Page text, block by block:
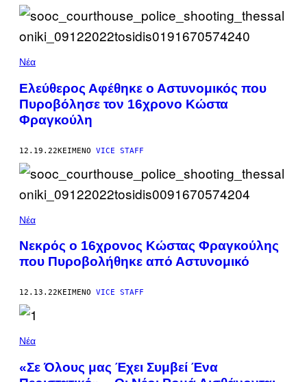
Νέα
Ελεύθερος Αφέθηκε ο Αστυνομικός που
Πυροβόλησε τον 16χρονο Κώστα
Φραγκούλη
12.19.22ΚΕΊΜΕΝΟ VICE STAFF
Νέα
Νεκρός ο 16χρονος Κώστας Φραγκούλης
που Πυροβολήθηκε από Αστυνομικό
12.13.22ΚΕΊΜΕΝΟ VICE STAFF
Νέα
«Σε Όλους μας Έχει Συμβεί Ένα